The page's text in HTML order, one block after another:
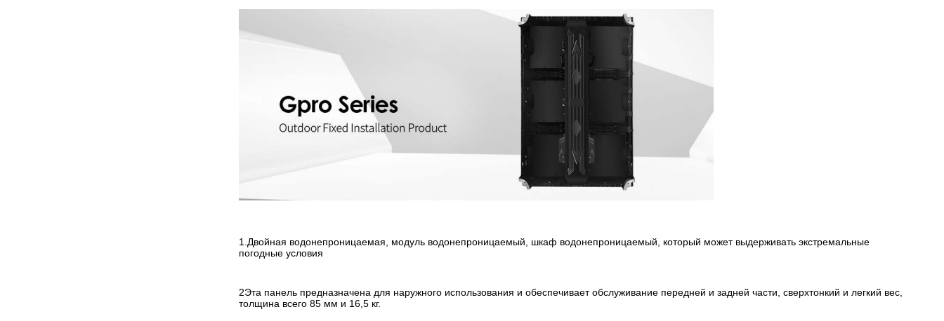
1.Двойная водонепроницаемая, модуль водонепроницаемый, шкаф водонепроницаемый, который может выдерживать экстремальные
погодные условия
2Эта панель предназначена для наружного использования и обеспечивает обслуживание передней и задней части, сверхтонкий и легкий вес,
толщина всего 85 мм и 16,5 кг.